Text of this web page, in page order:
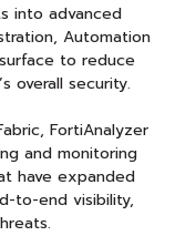
into advanced
Automation
to reduce
overall security.
FortiAnalyzer
and monitoring
have expanded
to-end visibility,